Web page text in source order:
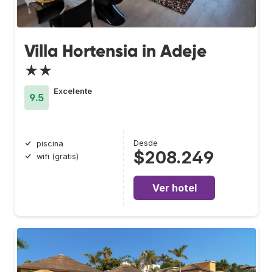
Villa Hortensia in Adeje
★★
9.5
Excelente
piscina
wifi (gratis)
Desde
$208.249
Ver hotel